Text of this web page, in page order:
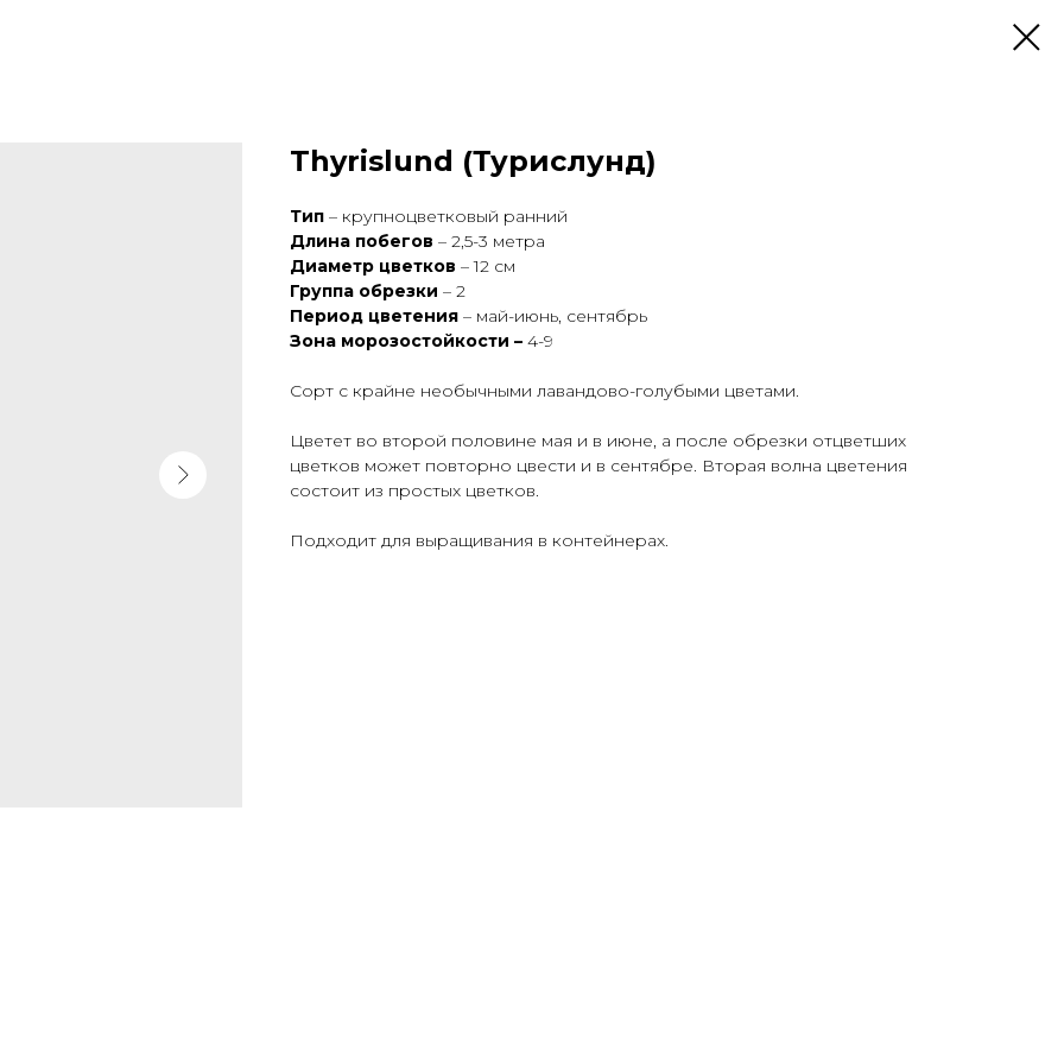
Thyrislund (Турислунд)
Тип – крупноцветковый ранний
Длина побегов – 2,5-3 метра
Диаметр цветков – 12 см
Группа обрезки – 2
Период цветения – май-июнь, сентябрь
Зона морозостойкости – 4-9
Сорт с крайне необычными лавандово-голубыми цветами.
Цветет во второй половине мая и в июне, а после обрезки отцветших
цветков может повторно цвести и в сентябре. Вторая волна цветения
состоит из простых цветков.
Подходит для выращивания в контейнерах.